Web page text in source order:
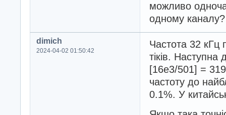
можливо
одному каналу?
dimich
2024-04-02 01:50:42
Частота 32 кГц
тіків.
[16e3/501] =
частоту до
0.1%. У